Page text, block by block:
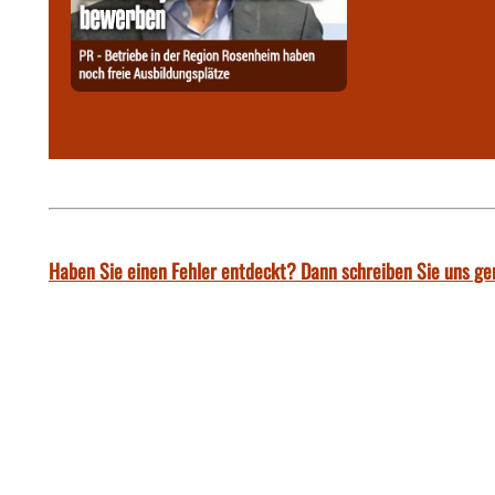
Haben Sie einen Fehler entdeckt? Dann schreiben Sie uns